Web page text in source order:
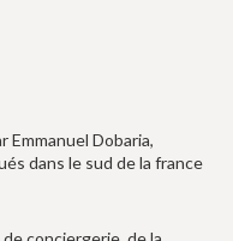
Emmanuel Dobaria,
dans le sud de la france